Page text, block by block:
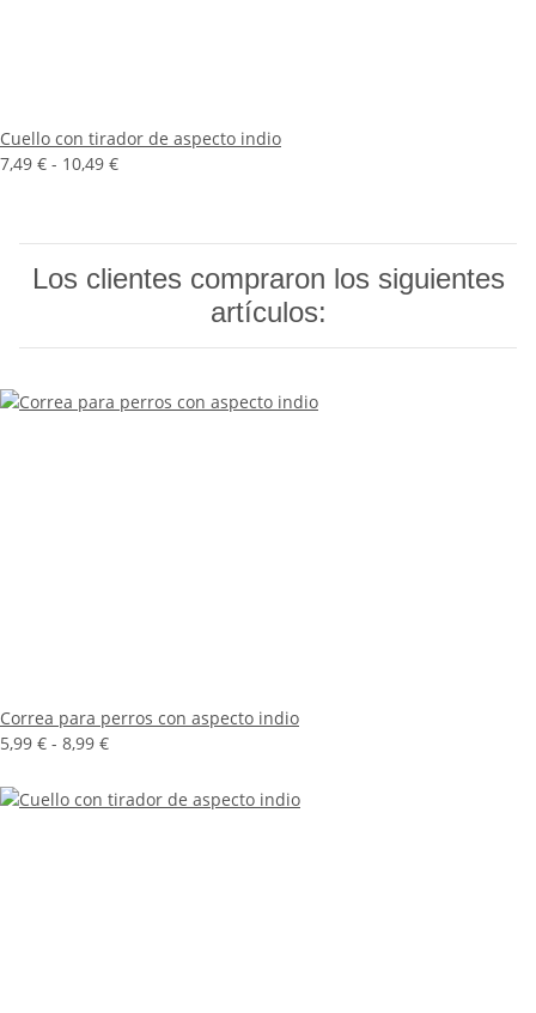
Cuello con tirador de aspecto indio
7,49 € - 10,49 €
Los clientes compraron los siguientes
artículos:
Correa para perros con aspecto indio
5,99 € - 8,99 €